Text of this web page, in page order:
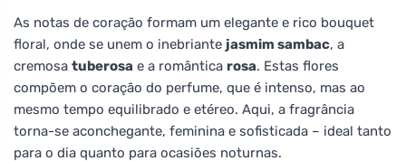
As notas de coração formam um elegante e rico bouquet
floral, onde se unem o inebriante jasmim sambac, a
cremosa tuberosa e a romântica rosa. Estas flores
compõem o coração do perfume, que é intenso, mas ao
mesmo tempo equilibrado e etéreo. Aqui, a fragrância
torna-se aconchegante, feminina e sofisticada – ideal tanto
para o dia quanto para ocasiões noturnas.